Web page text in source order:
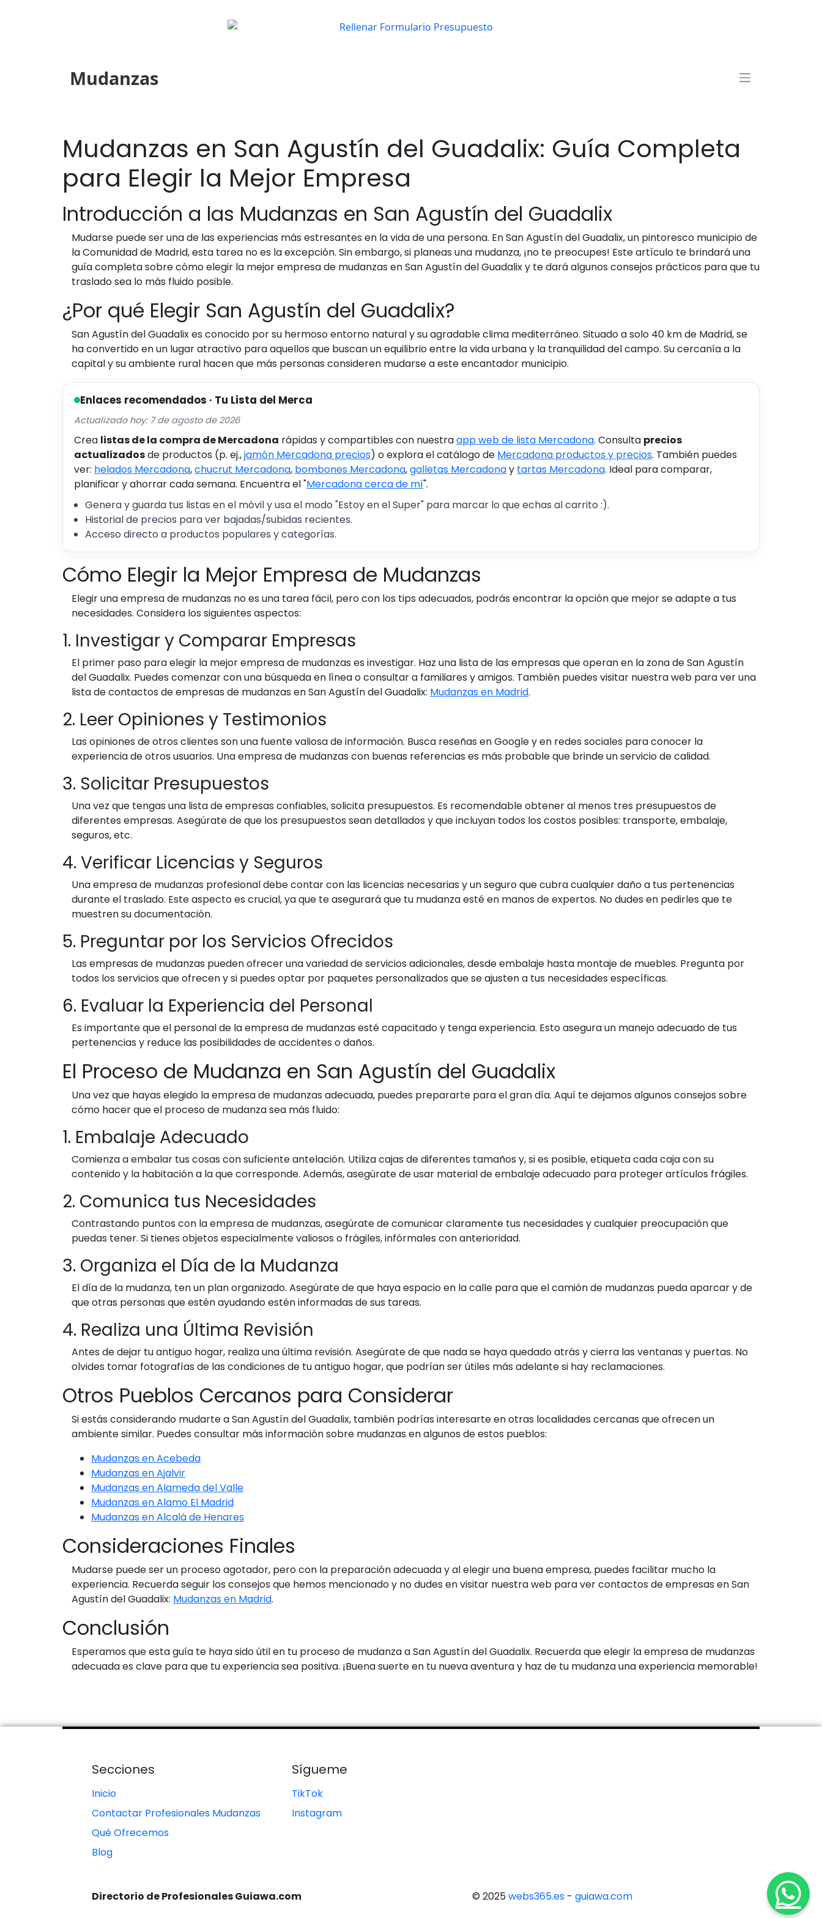
Mudanzas
Mudanzas en San Agustín del Guadalix: Guía Completa
para Elegir la Mejor Empresa
Introducción a las Mudanzas en San Agustín del Guadalix
Mudarse puede ser una de las experiencias más estresantes en la vida de una persona. En San Agustín del Guadalix, un pintoresco municipio de
la Comunidad de Madrid, esta tarea no es la excepción. Sin embargo, si planeas una mudanza, ¡no te preocupes! Este artículo te brindará una
guía completa sobre cómo elegir la mejor empresa de mudanzas en San Agustín del Guadalix y te dará algunos consejos prácticos para que tu
traslado sea lo más fluido posible.
¿Por qué Elegir San Agustín del Guadalix?
San Agustín del Guadalix es conocido por su hermoso entorno natural y su agradable clima mediterráneo. Situado a solo 40 km de Madrid, se
ha convertido en un lugar atractivo para aquellos que buscan un equilibrio entre la vida urbana y la tranquilidad del campo. Su cercanía a la
capital y su ambiente rural hacen que más personas consideren mudarse a este encantador municipio.
Enlaces recomendados · Tu Lista del Merca
Actualizado hoy: 7 de agosto de 2026
Crea listas de la compra de Mercadona rápidas y compartibles con nuestraapp web de lista Mercadona. Consulta precios
actualizadosde productos (p. ej.,jamón Mercadona precios) o explora el catálogo de Mercadona productos y precios. También puedes
ver: helados Mercadona,chucrut Mercadona, bombones Mercadona,galletas Mercadonay tartas Mercadona. Ideal para comparar,
planificar y ahorrar cada semana. Encuentra el "Mercadona cerca de mí".
Genera y guarda tus listas en el móvil y usa el modo "Estoy en el Super" para marcar lo que echas al carrito :).
Historial de precios para ver bajadas/subidas recientes.
Acceso directo a productos populares y categorías.
Cómo Elegir la Mejor Empresa de Mudanzas
Elegir una empresa de mudanzas no es una tarea fácil, pero con los tips adecuados, podrás encontrar la opción que mejor se adapte a tus
necesidades. Considera los siguientes aspectos:
1. Investigar y Comparar Empresas
El primer paso para elegir la mejor empresa de mudanzas es investigar. Haz una lista de las empresas que operan en la zona de San Agustín
del Guadalix. Puedes comenzar con una búsqueda en línea o consultar a familiares y amigos. También puedes visitar nuestra web para ver una
lista de contactos de empresas de mudanzas en San Agustín del Guadalix: Mudanzas en Madrid.
2. Leer Opiniones y Testimonios
Las opiniones de otros clientes son una fuente valiosa de información. Busca reseñas en Google y en redes sociales para conocer la
experiencia de otros usuarios. Una empresa de mudanzas con buenas referencias es más probable que brinde un servicio de calidad.
3. Solicitar Presupuestos
Una vez que tengas una lista de empresas confiables, solicita presupuestos. Es recomendable obtener al menos tres presupuestos de
diferentes empresas. Asegúrate de que los presupuestos sean detallados y que incluyan todos los costos posibles: transporte, embalaje,
seguros, etc.
4. Verificar Licencias y Seguros
Una empresa de mudanzas profesional debe contar con las licencias necesarias y un seguro que cubra cualquier daño a tus pertenencias
durante el traslado. Este aspecto es crucial, ya que te asegurará que tu mudanza esté en manos de expertos. No dudes en pedirles que te
muestren su documentación.
5. Preguntar por los Servicios Ofrecidos
Las empresas de mudanzas pueden ofrecer una variedad de servicios adicionales, desde embalaje hasta montaje de muebles. Pregunta por
todos los servicios que ofrecen y si puedes optar por paquetes personalizados que se ajusten a tus necesidades específicas.
6. Evaluar la Experiencia del Personal
Es importante que el personal de la empresa de mudanzas esté capacitado y tenga experiencia. Esto asegura un manejo adecuado de tus
pertenencias y reduce las posibilidades de accidentes o daños.
El Proceso de Mudanza en San Agustín del Guadalix
Una vez que hayas elegido la empresa de mudanzas adecuada, puedes prepararte para el gran día. Aquí te dejamos algunos consejos sobre
cómo hacer que el proceso de mudanza sea más fluido:
1. Embalaje Adecuado
Comienza a embalar tus cosas con suficiente antelación. Utiliza cajas de diferentes tamaños y, si es posible, etiqueta cada caja con su
contenido y la habitación a la que corresponde. Además, asegúrate de usar material de embalaje adecuado para proteger artículos frágiles.
2. Comunica tus Necesidades
Contrastando puntos con la empresa de mudanzas, asegúrate de comunicar claramente tus necesidades y cualquier preocupación que
puedas tener. Si tienes objetos especialmente valiosos o frágiles, infórmales con anterioridad.
3. Organiza el Día de la Mudanza
El día de la mudanza, ten un plan organizado. Asegúrate de que haya espacio en la calle para que el camión de mudanzas pueda aparcar y de
que otras personas que estén ayudando estén informadas de sus tareas.
4. Realiza una Última Revisión
Antes de dejar tu antiguo hogar, realiza una última revisión. Asegúrate de que nada se haya quedado atrás y cierra las ventanas y puertas. No
olvides tomar fotografías de las condiciones de tu antiguo hogar, que podrían ser útiles más adelante si hay reclamaciones.
Otros Pueblos Cercanos para Considerar
Si estás considerando mudarte a San Agustín del Guadalix, también podrías interesarte en otras localidades cercanas que ofrecen un
ambiente similar. Puedes consultar más información sobre mudanzas en algunos de estos pueblos:
Mudanzas en Acebeda
Mudanzas en Ajalvir
Mudanzas en Alameda del Valle
Mudanzas en Alamo El Madrid
Mudanzas en Alcalá de Henares
Consideraciones Finales
Mudarse puede ser un proceso agotador, pero con la preparación adecuada y al elegir una buena empresa, puedes facilitar mucho la
experiencia. Recuerda seguir los consejos que hemos mencionado y no dudes en visitar nuestra web para ver contactos de empresas en San
Agustín del Guadalix: Mudanzas en Madrid.
Conclusión
Esperamos que esta guía te haya sido útil en tu proceso de mudanza a San Agustín del Guadalix. Recuerda que elegir la empresa de mudanzas
adecuada es clave para que tu experiencia sea positiva. ¡Buena suerte en tu nueva aventura y haz de tu mudanza una experiencia memorable!
Secciones
Inicio
Contactar Profesionales Mudanzas
Qué Ofrecemos
Blog
Sígueme
TikTok
Instagram
Directorio de Profesionales Guiawa.com © 2025webs365.es - guiawa.com